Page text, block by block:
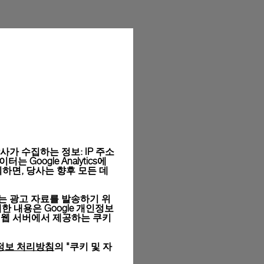
선택하실 수 있습니다.
가 수집하는 정보: IP 주소
터는 Google Analytics에
면, 당사는 향후 모든 데
광고 자료를 발송하기 위
내용은 Google 개인정보
서버에서 제공하는 쿠키
보 처리방침의 "쿠키 및 자